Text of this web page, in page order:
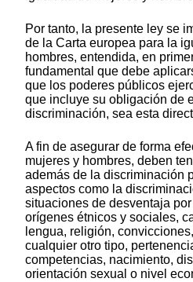
Por tanto, la presente ley se
de la Carta europea para la
hombres, entendida, en
fundamental que debe
que los poderes públicos
que incluye su obligación de
discriminación, sea esta
A fin de asegurar de forma
mujeres y hombres, deben
además de la discriminación
aspectos como la
situaciones de desventaja
orígenes étnicos y sociales,
lengua, religión,
cualquier otro tipo,
competencias, nacimiento,
orientación sexual o nivel